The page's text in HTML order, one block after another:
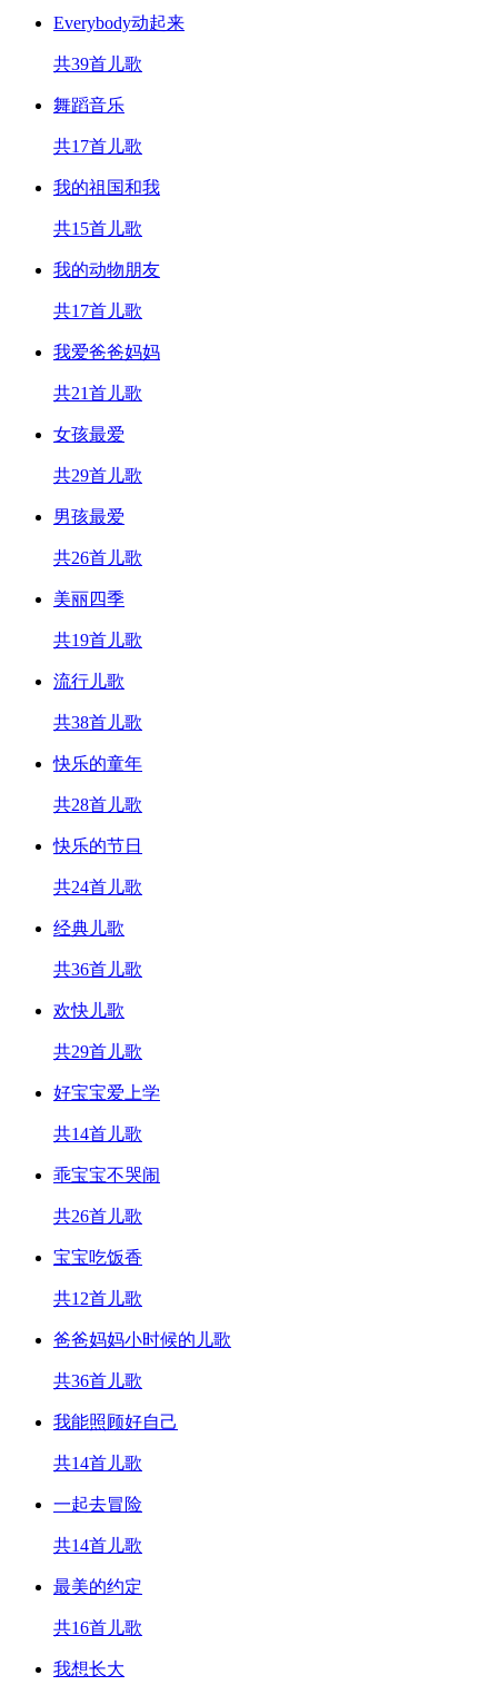
Everybody动起来
共39首儿歌
舞蹈音乐
共17首儿歌
我的祖国和我
共15首儿歌
我的动物朋友
共17首儿歌
我爱爸爸妈妈
共21首儿歌
女孩最爱
共29首儿歌
男孩最爱
共26首儿歌
美丽四季
共19首儿歌
流行儿歌
共38首儿歌
快乐的童年
共28首儿歌
快乐的节日
共24首儿歌
经典儿歌
共36首儿歌
欢快儿歌
共29首儿歌
好宝宝爱上学
共14首儿歌
乖宝宝不哭闹
共26首儿歌
宝宝吃饭香
共12首儿歌
爸爸妈妈小时候的儿歌
共36首儿歌
我能照顾好自己
共14首儿歌
一起去冒险
共14首儿歌
最美的约定
共16首儿歌
我想长大